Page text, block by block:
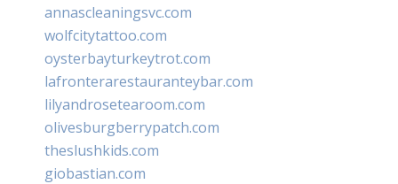
annascleaningsvc.com
wolfcitytattoo.com
oysterbayturkeytrot.com
lafronterarestauranteybar.com
lilyandrosetearoom.com
olivesburgberrypatch.com
theslushkids.com
giobastian.com